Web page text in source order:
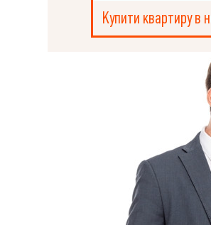
Купити квартиру в